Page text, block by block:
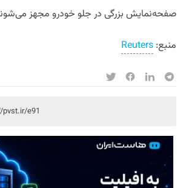
صفحه‌نمایش بزرگی در جلو خودرو مجهز
منبع: Reuters
e91